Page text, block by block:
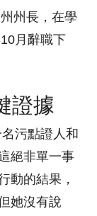
州長，在學
月辭職下
證據
污點證人和
絕非單一事
動的結果，
她沒有說